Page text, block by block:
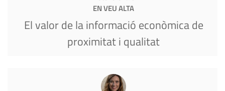
EN VEU ALTA
El valor de la informació econòmica de
proximitat i qualitat